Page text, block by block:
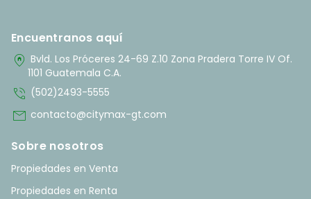
Encuentranos aquí
home_pin Bvld. Los Próceres 24-69 Z.10 Zona Pradera Torre IV Of.
1101 Guatemala C.A.
phone_in_talk (502)2493-5555
mail contacto@citymax-gt.com
Sobre nosotros
Propiedades en Venta
Propiedades en Renta